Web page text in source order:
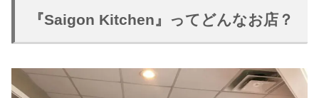
『Saigon Kitchen』ってどんなお店？